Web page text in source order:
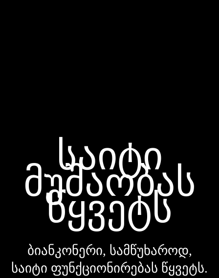
საიტი
მუშაობას
წყვეტს
ბიანკონერი, სამწუხაროდ,
საიტი ფუნქციონირებას წყვეტს.